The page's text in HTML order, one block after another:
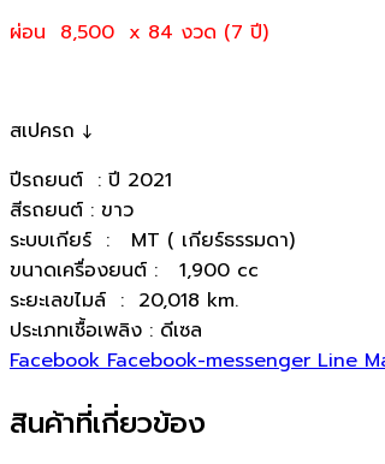
ผ่อน 8,500 x 84 งวด (7 ปี)
สเปครถ ↓
ปีรถยนต์ : ปี 2021
สีรถยนต์ : ขาว
ระบบเกียร์ : MT ( เกียร์ธรรมดา)
ขนาดเครื่องยนต์ : 1,900 cc
ระยะเลขไมล์ : 20,018 km.
ประเภทเชื้อเพลิง : ดีเซล
Facebook Facebook-messenger Line
สินค้าที่เกี่ยวข้อง